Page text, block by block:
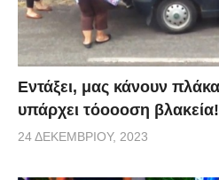
Εντάξει, μας κάνουν
υπάρχει τόοοοση
24 ΔΕΚΕΜΒΡΊΟΥ, 2023